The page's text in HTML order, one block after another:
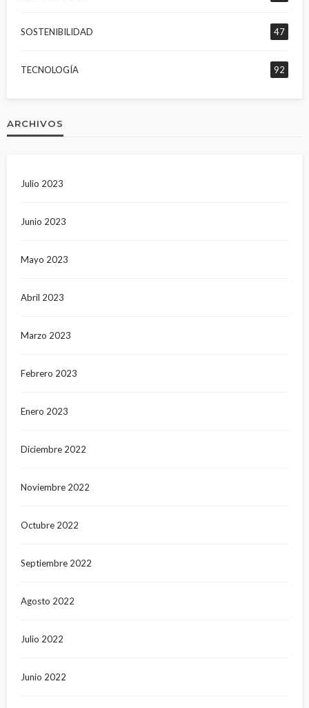
SOSTENIBILIDAD 47
TECNOLOGÍA 92
ARCHIVOS
Julio 2023
Junio 2023
Mayo 2023
Abril 2023
Marzo 2023
Febrero 2023
Enero 2023
Diciembre 2022
Noviembre 2022
Octubre 2022
Septiembre 2022
Agosto 2022
Julio 2022
Junio 2022